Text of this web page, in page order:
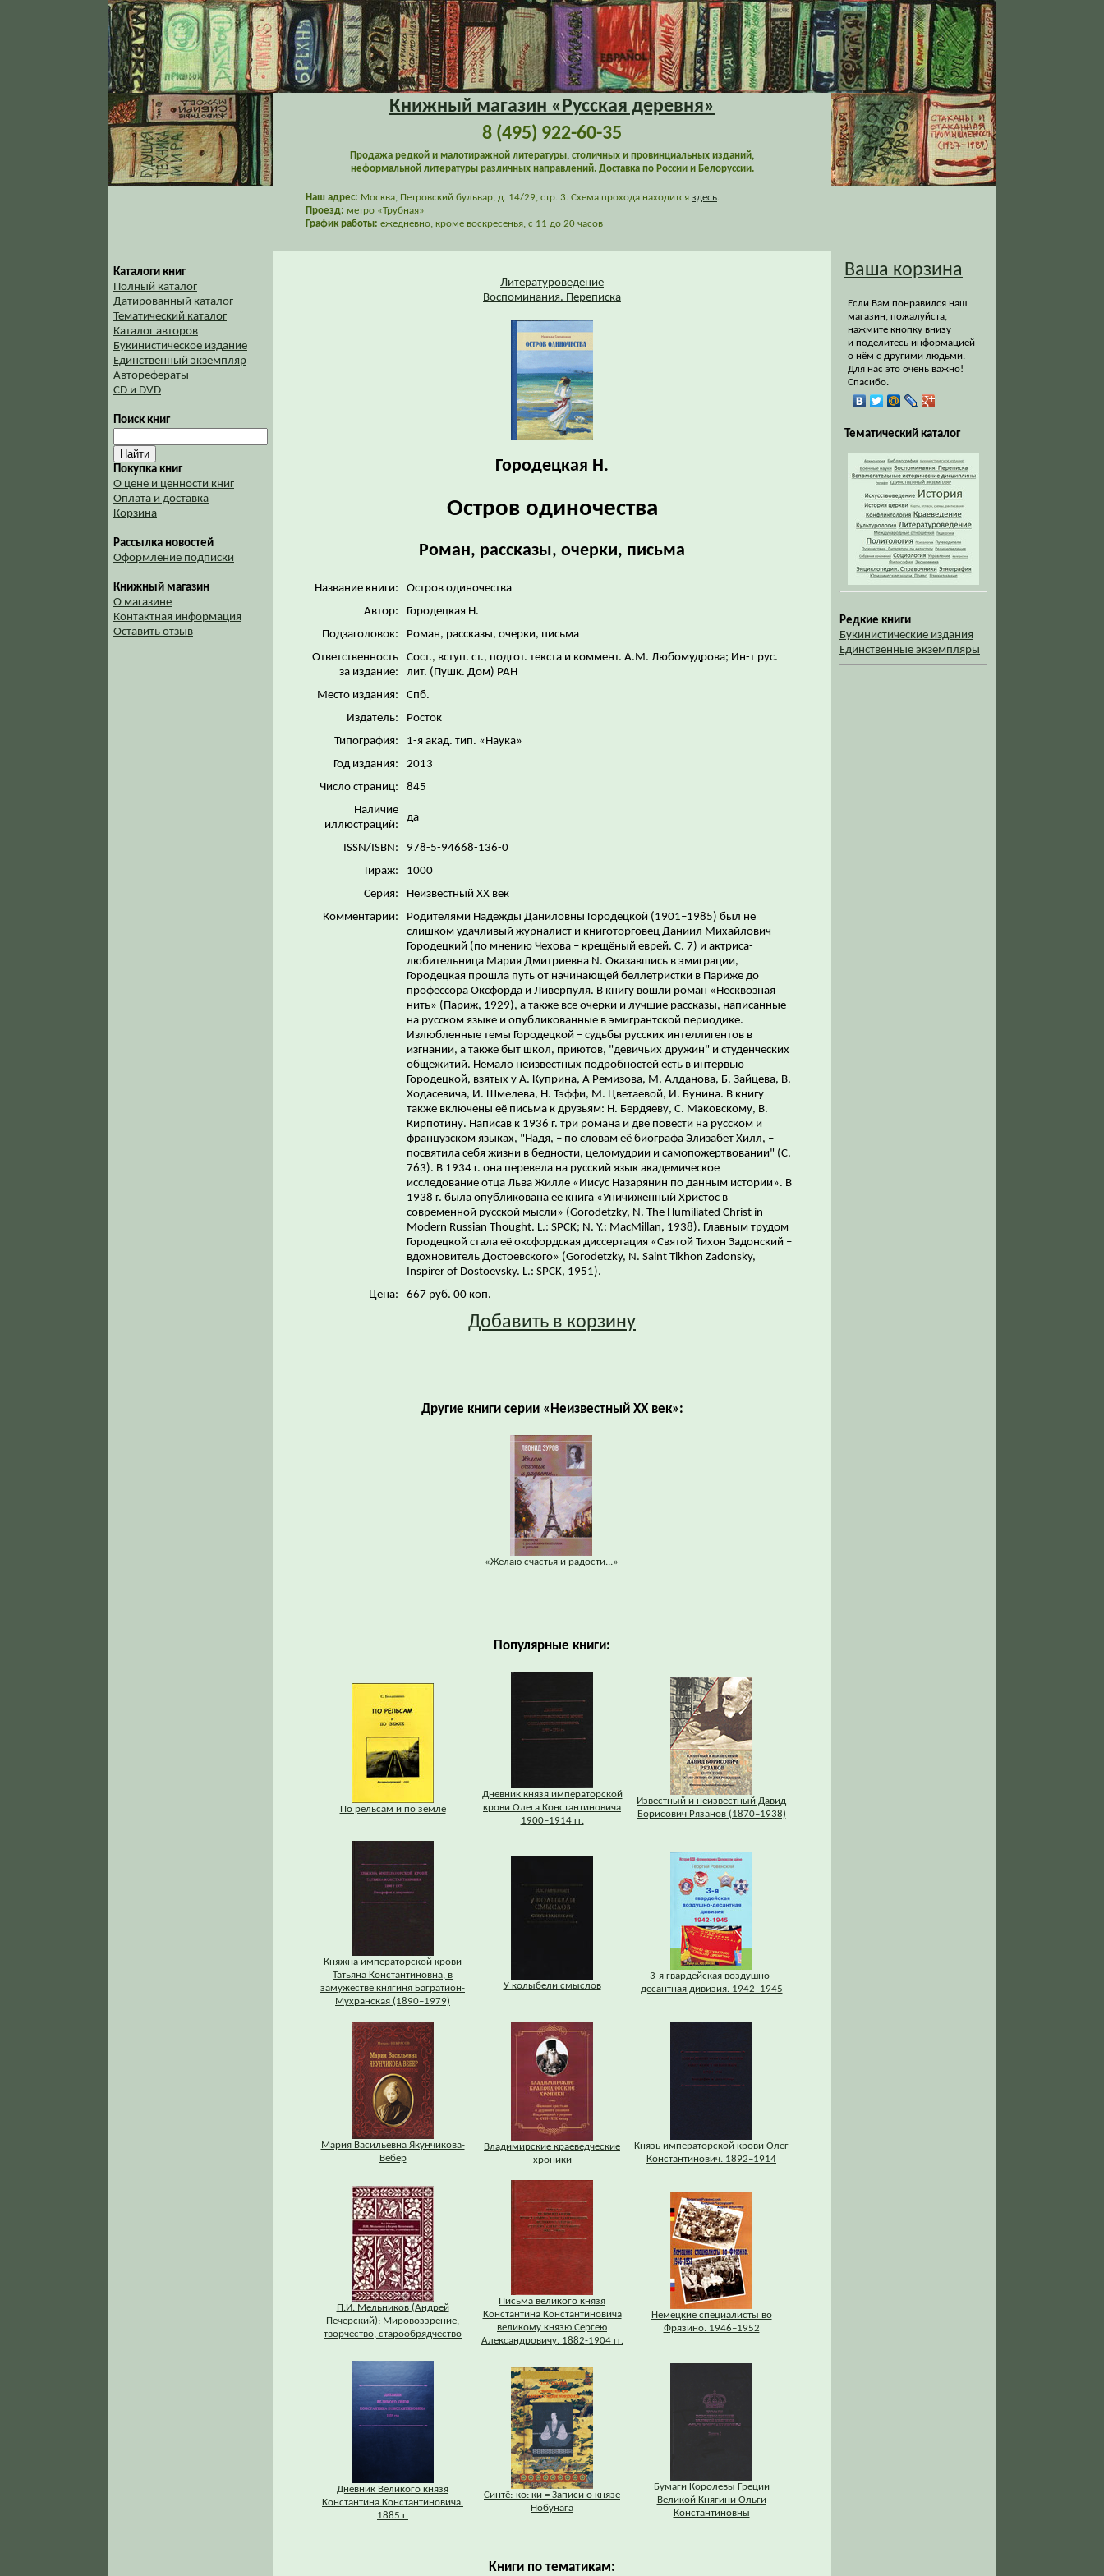
Книжный магазин «Русская деревня»
8 (495) 922-60-35
Продажа редкой и малотиражной литературы, столичных и провинциальных изданий,
неформальной литературы различных направлений. Доставка по России и Белоруссии.
Наш адрес: Москва, Петровский бульвар, д. 14/29, стр. 3. Схема прохода находится здесь.
Проезд: метро «Трубная»
График работы: ежедневно, кроме воскресенья, с 11 до 20 часов
Каталоги книг
Полный каталог
Датированный каталог
Тематический каталог
Каталог авторов
Букинистическое издание
Единственный экземпляр
Авторефераты
CD и DVD
Поиск книг
Покупка книг
О цене и ценности книг
Оплата и доставка
Корзина
Рассылка новостей
Оформление подписки
Книжный магазин
О магазине
Контактная информация
Оставить отзыв
Литературоведение
Воспоминания. Переписка
Городецкая Н.
Остров одиночества
Роман, рассказы, очерки, письма
Название книги:
Остров одиночества
Автор:
Городецкая Н.
Подзаголовок:
Роман, рассказы, очерки, письма
Ответственность
за издание:
Сост., вступ. ст., подгот. текста и коммент. А.М. Любомудрова; Ин-т рус.
лит. (Пушк. Дом) РАН
Место издания:
Спб.
Издатель:
Росток
Типография:
1-я акад. тип. «Наука»
Год издания:
2013
Число страниц:
845
Наличие
иллюстраций:
да
ISSN/ISBN:
978-5-94668-136-0
Тираж:
1000
Серия:
Неизвестный XX век
Комментарии:
Родителями Надежды Даниловны Городецкой (1901–1985) был не
слишком удачливый журналист и книготорговец Даниил Михайлович
Городецкий (по мнению Чехова – крещёный еврей. С. 7) и актриса-
любительница Мария Дмитриевна N. Оказавшись в эмиграции,
Городецкая прошла путь от начинающей беллетристки в Париже до
профессора Оксфорда и Ливерпуля. В книгу вошли роман «Несквозная
нить» (Париж, 1929), а также все очерки и лучшие рассказы, написанные
на русском языке и опубликованные в эмигрантской периодике.
Излюбленные темы Городецкой – судьбы русских интеллигентов в
изгнании, а также быт школ, приютов, "девичьих дружин" и студенческих
общежитий. Немало неизвестных подробностей есть в интервью
Городецкой, взятых у А. Куприна, А Ремизова, М. Алданова, Б. Зайцева, В.
Ходасевича, И. Шмелева, Н. Тэффи, М. Цветаевой, И. Бунина. В книгу
также включены её письма к друзьям: Н. Бердяеву, С. Маковскому, В.
Кирпотину. Написав к 1936 г. три романа и две повести на русском и
французском языках, "Надя, – по словам её биографа Элизабет Хилл, –
посвятила себя жизни в бедности, целомудрии и самопожертвовании" (С.
763). В 1934 г. она перевела на русский язык академическое
исследование отца Льва Жилле «Иисус Назарянин по данным истории». В
1938 г. была опубликована её книга «Уничиженный Христос в
современной русской мысли» (Gorodetzky, N. The Humiliated Christ in
Modern Russian Thought. L.: SPCK; N. Y.: MacMillan, 1938). Главным трудом
Городецкой стала её оксфордская диссертация «Святой Тихон Задонский –
вдохновитель Достоевского» (Gorodetzky, N. Saint Tikhon Zadonsky,
Inspirer of Dostoevsky. L.: SPCK, 1951).
Цена:
667 руб. 00 коп.
Добавить в корзину
Другие книги серии «Неизвестный XX век»:
«Желаю счастья и радости...»
Популярные книги:
По рельсам и по земле
Дневник князя императорской
крови Олега Константиновича
1900–1914 гг.
Известный и неизвестный Давид
Борисович Рязанов (1870–1938)
Княжна императорской крови
Татьяна Константиновна, в
замужестве княгиня Багратион-
Мухранская (1890–1979)
У колыбели смыслов
3-я гвардейская воздушно-
десантная дивизия. 1942–1945
Мария Васильевна Якунчикова-
Вебер
Владимирские краеведческие
хроники
Князь императорской крови Олег
Константинович. 1892–1914
П.И. Мельников (Андрей
Печерский): Мировоззрение,
творчество, старообрядчество
Письма великого князя
Константина Константиновича
великому князю Сергею
Александровичу. 1882-1904 гг.
Немецкие специалисты во
Фрязино. 1946–1952
Дневник Великого князя
Константина Константиновича.
1885 г.
Синтё:-ко: ки = Записи о князе
Нобунага
Бумаги Королевы Греции
Великой Княгини Ольги
Константиновны
Книги по тематикам:
Ваша корзина
Если Вам понравился наш
магазин, пожалуйста,
нажмите кнопку внизу
и поделитесь информацией
о нём с другими людьми.
Для нас это очень важно!
Спасибо.
Тематический каталог
Редкие книги
Букинистические издания
Единственные экземпляры